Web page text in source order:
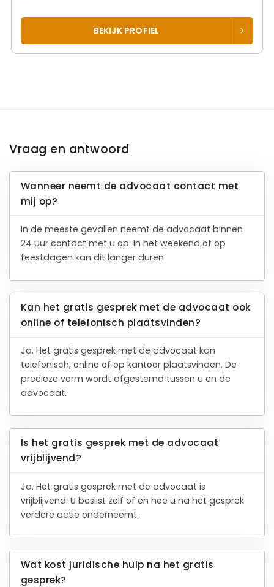
BEKIJK PROFIEL
Vraag en antwoord
Wanneer neemt de advocaat contact met
mij op?
In de meeste gevallen neemt de advocaat binnen
24 uur contact met u op. In het weekend of op
feestdagen kan dit langer duren.
Kan het gratis gesprek met de advocaat ook
online of telefonisch plaatsvinden?
Ja. Het gratis gesprek met de advocaat kan
telefonisch, online of op kantoor plaatsvinden. De
precieze vorm wordt afgestemd tussen u en de
advocaat.
Is het gratis gesprek met de advocaat
vrijblijvend?
Ja. Het gratis gesprek met de advocaat is
vrijblijvend. U beslist zelf of en hoe u na het gesprek
verdere actie onderneemt.
Wat kost juridische hulp na het gratis
gesprek?